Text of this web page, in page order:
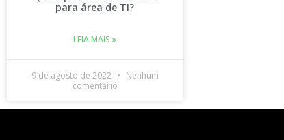
para área de TI?
LEIA MAIS »
9 de agosto de 2022
Nenhum
comentário